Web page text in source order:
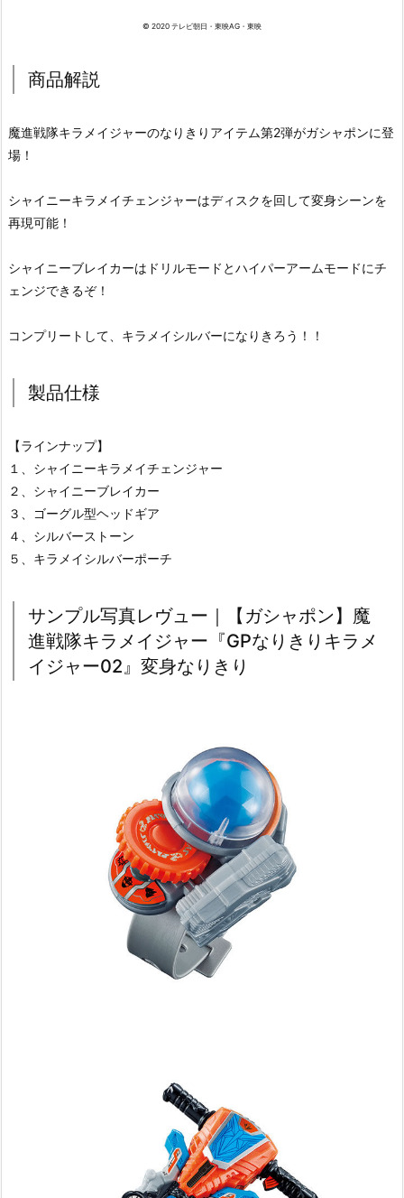
© 2020 テレビ朝日・東映AG・東映
商品解説
魔進戦隊キラメイジャーのなりきりアイテム第2弾がガシャポンに登
場！
シャイニーキラメイチェンジャーはディスクを回して変身シーンを
再現可能！
シャイニーブレイカーはドリルモードとハイパーアームモードにチ
ェンジできるぞ！
コンプリートして、キラメイシルバーになりきろう！！
製品仕様
【ラインナップ】
１、シャイニーキラメイチェンジャー
２、シャイニーブレイカー
３、ゴーグル型ヘッドギア
４、シルバーストーン
５、キラメイシルバーポーチ
サンプル写真レヴュー｜【ガシャポン】魔
進戦隊キラメイジャー『GPなりきりキラメ
イジャー02』変身なりきり